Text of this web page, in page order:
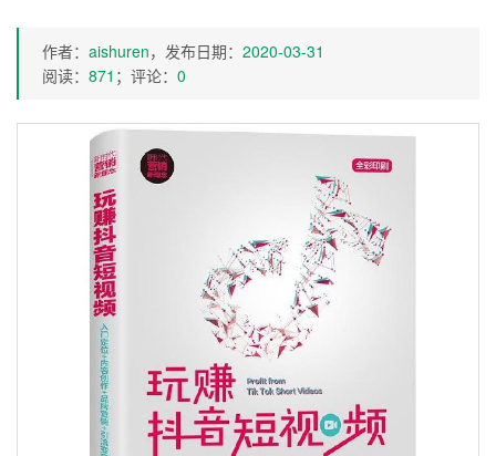
作者： aishuren，发布日期： 2020-03-31
阅读： 871 ；评论： 0